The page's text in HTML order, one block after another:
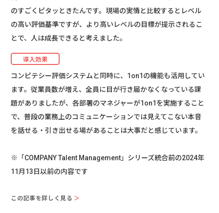
のすごくピタッときたんです。現場の実情と比較するとレベル
の高い評価基準ですが、より高いレベルの目標が提示されるこ
とで、人は成長できると考えました。
導入効果
コンピテシー評価システムと同時に、1on1の機能も活用してい
ます。従業員数が増え、全員に目が行き届かなくなっている課
題がありましたが、各部署のマネジャーが1on1を実施すること
で、普段の業務上のコミュニケーションでは見えてこない本音
を話せる・引き出せる場があることは大事だと感じています。
※「COMPANY Talent Management」シリーズ統合前の2024年
11月13日以前の内容です
この記事を詳しく見る ＞